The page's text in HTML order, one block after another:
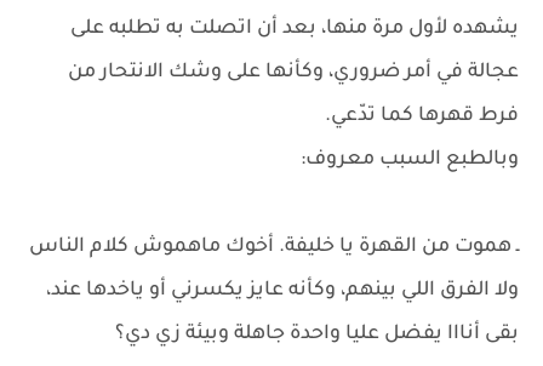
يشهده لأول مرة منها، بعد أن اتصلت به تطلبه على
عجالة في أمر ضروري، وكأنها على وشك الانتحار من
فرط قهرها كما تدّعي.
وبالطبع السبب معروف:
ـ هموت من القهرة يا خليفة. أخوك ماهموش كلام الناس
ولا الفرق اللي بينهم، وكأنه عايز يكسرني أو ياخدها عند،
بقى أنااا يفضل عليا واحدة جاهلة وبيئة زي دي؟